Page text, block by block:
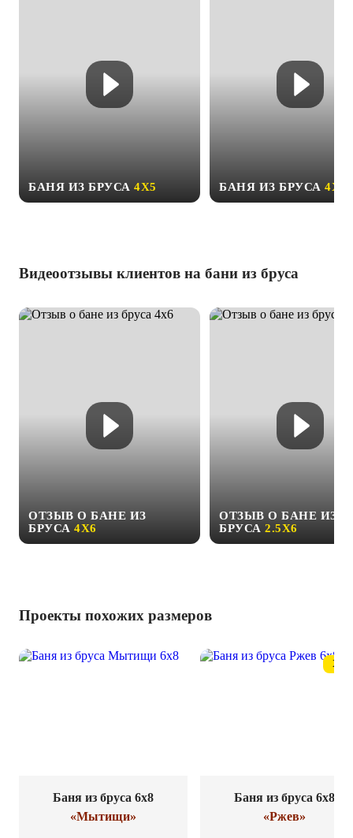
БАНЯ ИЗ БРУСА 4Х5 БАНЯ ИЗ БРУСА 4Х6
Видеоотзывы клиентов на бани из бруса
ОТЗЫВ О БАНЕ ИЗ
БРУСА 4Х6
ОТЗЫВ О БАНЕ ИЗ
БРУСА 2.5Х6
Проекты похожих размеров
Баня из бруса 6x8
«Мытищи»
ХИТ
Баня из бруса 6x8
«Ржев»